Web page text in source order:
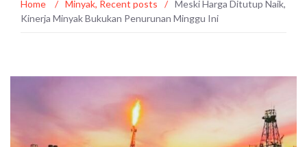
Home / Minyak, Recent posts / Meski Harga Ditutup Naik,
Kinerja Minyak Bukukan Penurunan Minggu Ini